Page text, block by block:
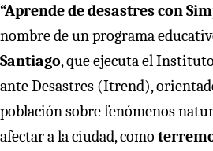
“Aprende de desastres con
nombre de un programa
Santiago, que ejecuta el
ante Desastres (Itrend),
población sobre fenómenos
afectar a la ciudad, como